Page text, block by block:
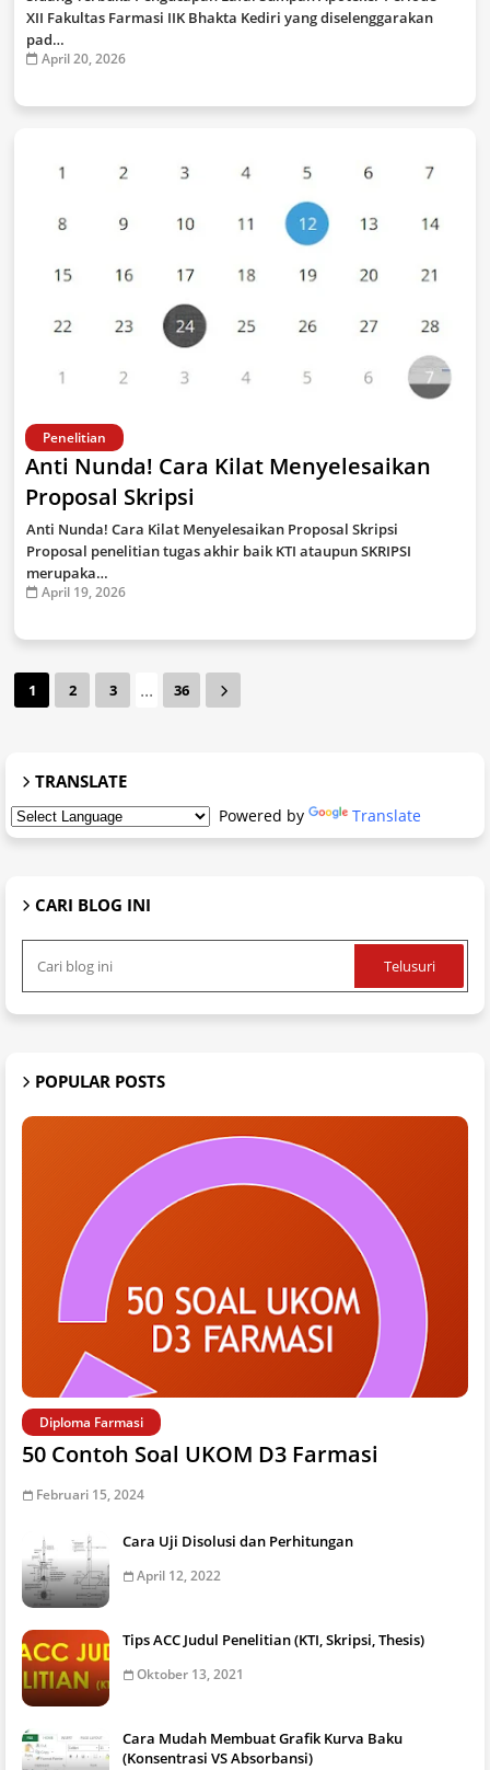
XII Fakultas Farmasi IIK Bhakta Kediri yang diselenggarakan
pad…
April 20, 2026
Penelitian
Anti Nunda! Cara Kilat Menyelesaikan
Proposal Skripsi
Anti Nunda! Cara Kilat Menyelesaikan Proposal Skripsi
Proposal penelitian tugas akhir baik KTI ataupun SKRIPSI
merupaka…
April 19, 2026
1 2 3 ... 36
TRANSLATE
Powered by Translate
CARI BLOG INI
POPULAR POSTS
Diploma Farmasi
50 Contoh Soal UKOM D3 Farmasi
Februari 15, 2024
Cara Uji Disolusi dan Perhitungan
April 12, 2022
Tips ACC Judul Penelitian (KTI, Skripsi, Thesis)
Oktober 13, 2021
Cara Mudah Membuat Grafik Kurva Baku
(Konsentrasi VS Absorbansi)